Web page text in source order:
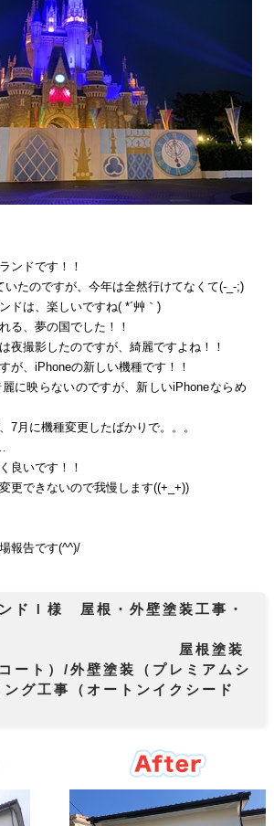
ンドです！！
いたのですが、今年は全然行けてなくて(-_-;)
ドは、楽しいですね( *´艸｀)
る、夢の国でした！！
夜撮影したのですが、綺麗ですよね！！
が、iPhoneの新しい機種です！！
に映らないのですが、新しいiPhoneならめ
7月に機種変更したばかりで。。。
良いです！！
更できないので我慢します((+_+))
報告です(^^)/
ドＩ様 屋根・外壁塗装工事・
根塗装
ート）/外壁塗装（プレミアムシ
グ工事（オートンイクシード